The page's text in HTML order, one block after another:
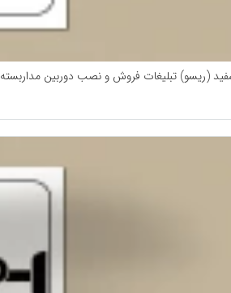
(ریسو) تبلیغات فروش و نصب دوربین مداربسته